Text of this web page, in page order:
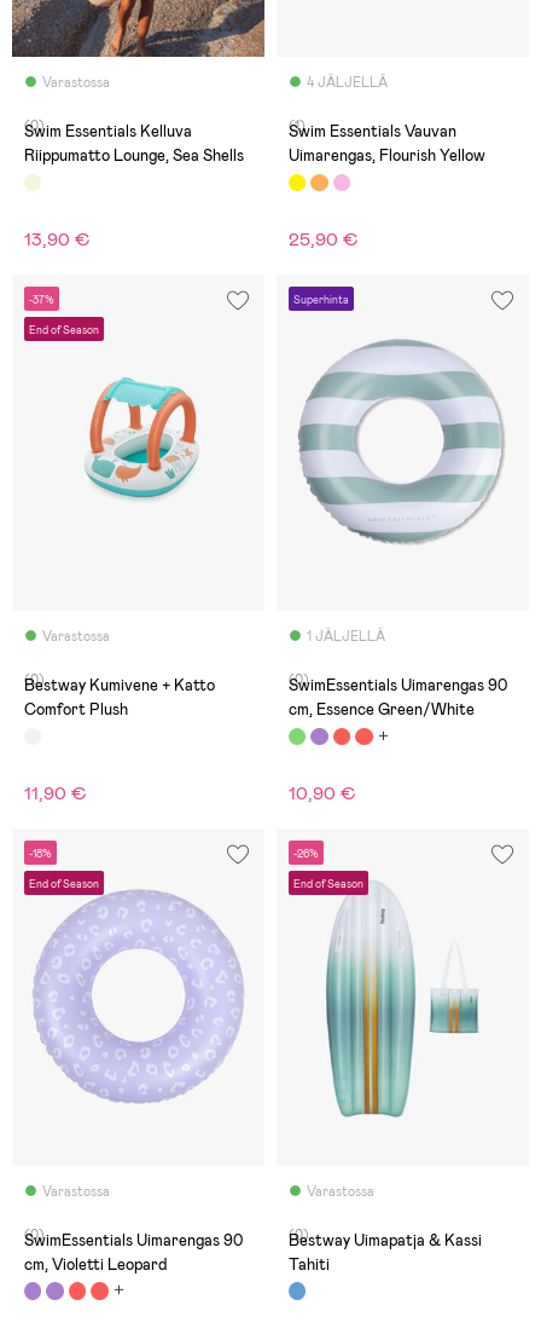
Varastossa
(0)
Swim Essentials Kelluva
Riippumatto Lounge, Sea Shells
13,90 €
4 JÄLJELLÄ
(1)
Swim Essentials Vauvan
Uimarengas, Flourish Yellow
25,90 €
-37%
End of Season
Varastossa
(0)
Bestway Kumivene + Katto
Comfort Plush
11,90 €
Superhinta
1 JÄLJELLÄ
(0)
SwimEssentials Uimarengas 90
cm, Essence Green/White
10,90 €
-18%
End of Season
Varastossa
(0)
SwimEssentials Uimarengas 90
cm, Violetti Leopard
-26%
End of Season
Varastossa
(0)
Bestway Uimapatja & Kassi
Tahiti